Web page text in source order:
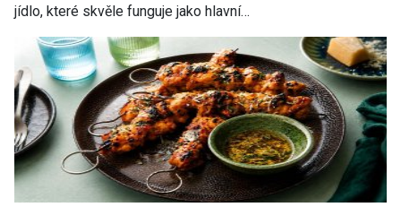
jídlo, které skvěle funguje jako hlavní…